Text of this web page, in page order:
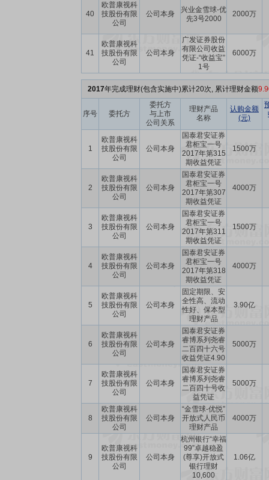
40
欧普康视科
技股份有限
公司
公司本身
兴业金雪球-优
先3号2000
2000万
41
欧普康视科
技股份有限
公司
公司本身
广发证券股份
有限公司收益
凭证-“收益宝”
1号
6000万
2017年完成理财(包含实施中)累计20次, 累计理财金额
序号 委托方
委托方
与上市
公司关系
理财产品
名称
认购金额
(元)
1
欧普康视科
技股份有限
公司
公司本身
国泰君安证券
君柜宝一号
2017年第315
期收益凭证
1500万
2
欧普康视科
技股份有限
公司
公司本身
国泰君安证券
君柜宝一号
2017年第307
期收益凭证
4000万
3
欧普康视科
技股份有限
公司
公司本身
国泰君安证券
君柜宝一号
2017年第311
期收益凭证
1500万
4
欧普康视科
技股份有限
公司
公司本身
国泰君安证券
君柜宝一号
2017年第318
期收益凭证
4000万
5
欧普康视科
技股份有限
公司
公司本身
固定期限、安
全性高、流动
性好、保本型
理财产品
3.90亿
6
欧普康视科
技股份有限
公司
公司本身
国泰君安证券
睿博系列尧睿
二百四十六号
收益凭证4.90
5000万
7
欧普康视科
技股份有限
公司
公司本身
国泰君安证券
睿博系列尧睿
二百四十号收
益凭证
5000万
8
欧普康视科
技股份有限
公司
公司本身
“金雪球-优悦”
开放式人民币
理财产品
4000万
9
欧普康视科
技股份有限
公司
公司本身
杭州银行“幸福
99”卓越稳盈
(尊享)开放式
银行理财
10,600
1.06亿